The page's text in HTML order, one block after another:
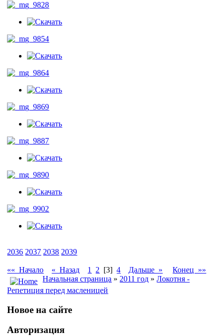
2036 2037 2038 2039
«« Начало « Назад 1 2 [3] 4 Дальше »
Конец »»
Начальная страница » 2011 год »Локотня -
Репетиция перед масленицей
Новое на сайте
Авторизация